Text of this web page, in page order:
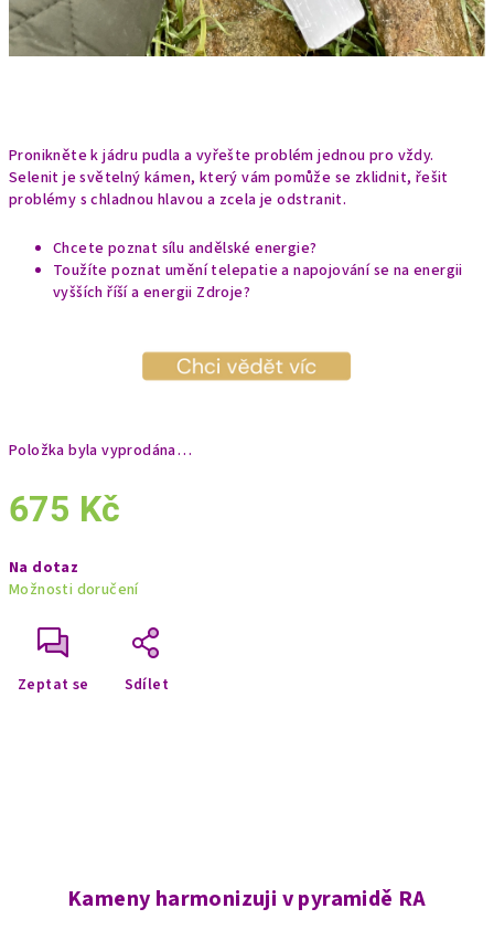
Pronikněte k jádru pudla a vyřešte problém jednou pro vždy.
Selenit je světelný kámen, který vám pomůže se zklidnit, řešit
problémy s chladnou hlavou a zcela je odstranit.
Chcete poznat sílu andělské energie?
Toužíte poznat umění telepatie a napojování se na energii
vyšších říší a energii Zdroje?
Položka byla vyprodána…
675 Kč
cena:
Na dotaz
Možnosti doručení
Zeptat se Sdílet
Kameny harmonizuji v pyramidě RA